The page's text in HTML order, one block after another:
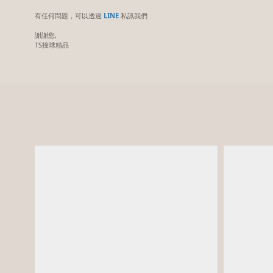
有任何問題，可以透過 LINE 私訊我們
謝謝您,
TS撞球精品